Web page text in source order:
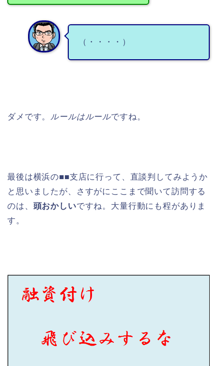
（・・・・）
ダメです。 ルールはルールですね。
最後は横浜の■■支店に行って、直談判してみようか
と思いましたが、さすがにここまで聞いて訪問する
のは、 頭おかしいですね。大量行動にも程がありま
す。